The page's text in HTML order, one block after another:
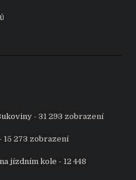
- 31 293 zobrazení
- 15 273 zobrazení
jízdním kole - 12 448